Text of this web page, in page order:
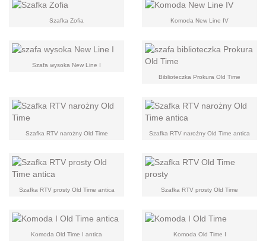
Szafka Zofia Komoda New Line IV
Szafa wysoka New Line I
Biblioteczka Prokura Old Time
Szafka RTV narożny Old Time Szafka RTV narożny Old Time antica
Szafka RTV prosty Old Time antica Szafka RTV prosty Old Time
Komoda Old Time I antica Komoda Old Time I